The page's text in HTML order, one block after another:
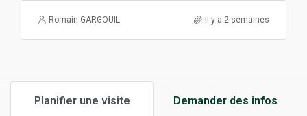
Romain GARGOUIL il y a 2 semaines
Planifier une visite Demander des infos